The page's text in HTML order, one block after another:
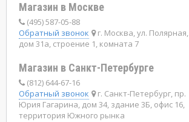
Магазин в Москве
(495) 587-05-88
Обратный звонок
г. Москва, ул. Полярная,
дом 31а, строение 1, комната 7
Магазин в Санкт-Петербурге
(812) 644-67-16
Обратный звонок
г. Санкт-Петербург, пр.
Юрия Гагарина, дом 34, здание 3Б, офис 16,
территория Южного рынка